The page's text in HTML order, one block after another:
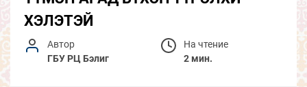
ХЭЛЭТЭЙ
Автор
ГБУ РЦ Бэлиг
На чтение
2 мин.